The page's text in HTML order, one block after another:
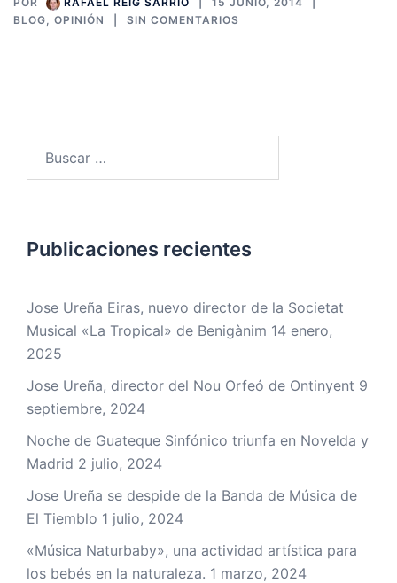
BLOG
OPINIÓN SIN COMENTARIOS
Publicaciones recientes
Jose Ureña Eiras, nuevo director de la Societat
Musical «La Tropical» de Benigànim 14 enero,
2025
Jose Ureña, director del Nou Orfeó de Ontinyent 9
septiembre, 2024
Noche de Guateque Sinfónico triunfa en Novelda y
Madrid 2 julio, 2024
Jose Ureña se despide de la Banda de Música de
El Tiemblo 1 julio, 2024
«Música Naturbaby», una actividad artística para
los bebés en la naturaleza. 1 marzo, 2024